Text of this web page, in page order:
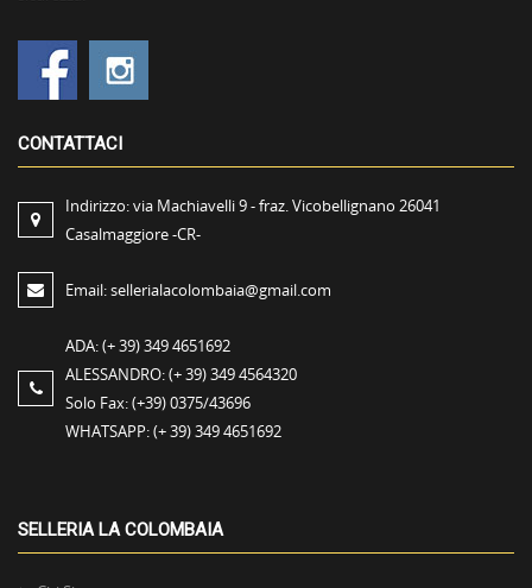
CONTATTACI
Indirizzo:via Machiavelli 9 - fraz. Vicobellignano 26041
Casalmaggiore -CR-
Email:sellerialacolombaia@gmail.com
ADA:(+ 39) 349 4651692
ALESSANDRO:(+ 39) 349 4564320
Solo Fax:(+39) 0375/43696
WHATSAPP:(+ 39) 349 4651692
SELLERIA LA COLOMBAIA